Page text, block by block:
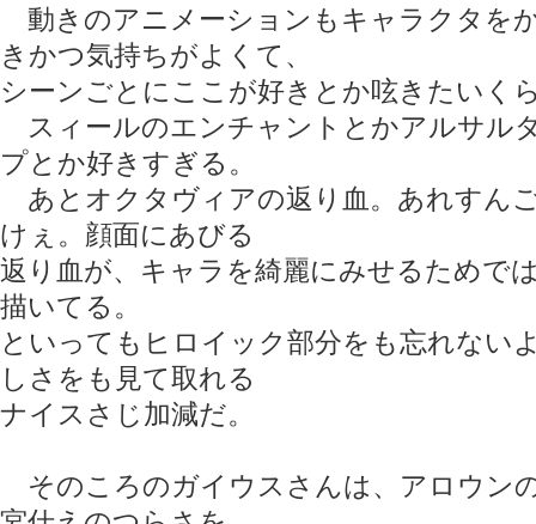
動きのアニメーションもキャラクタを
きかつ気持ちがよくて、
シーンごとにここが好きとか呟きたいく
スィールのエンチャントとかアルサル
プとか好きすぎる。
あとオクタヴィアの返り血。あれすん
けぇ。顔面にあびる
返り血が、キャラを綺麗にみせるためで
描いてる。
といってもヒロイック部分をも忘れない
しさをも見て取れる
ナイスさじ加減だ。
そのころのガイウスさんは、アロウン